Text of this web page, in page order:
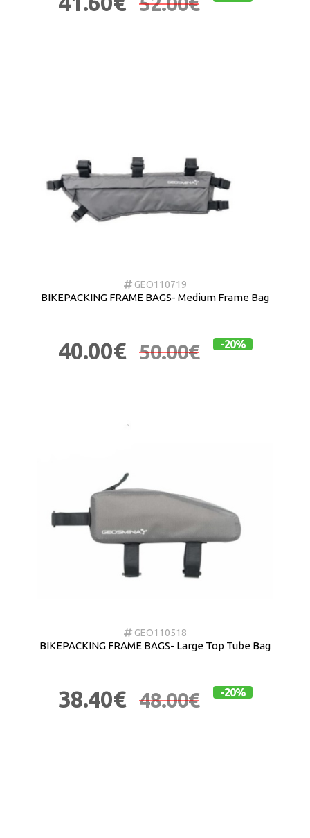
GEO110719
BIKEPACKING FRAME BAGS- Medium Frame Bag
40.00€ 50.00€ -20%
GEO110518
BIKEPACKING FRAME BAGS- Large Top Tube Bag
38.40€ 48.00€ -20%